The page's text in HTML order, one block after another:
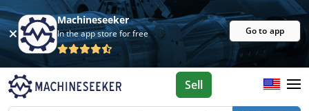
Machineseeker
In the app store for free Go to app
Sell